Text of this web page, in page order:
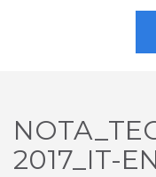
2017_IT-